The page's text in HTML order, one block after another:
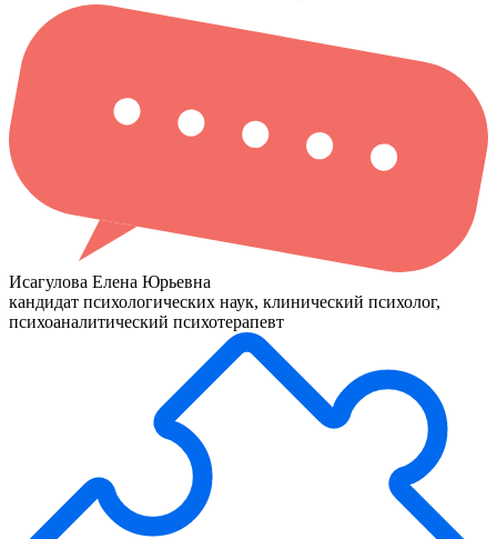
Исагулова Елена Юрьевна
кандидат психологических наук, клинический психолог,
психоаналитический психотерапевт